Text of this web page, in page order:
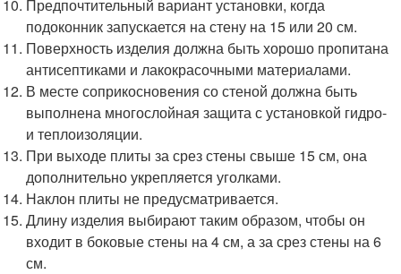
Предпочтительный вариант установки, когда
подоконник запускается на стену на 15 или 20 см.
Поверхность изделия должна быть хорошо пропитана
антисептиками и лакокрасочными материалами.
В месте соприкосновения со стеной должна быть
выполнена многослойная защита с установкой гидро-
и теплоизоляции.
При выходе плиты за срез стены свыше 15 см, она
дополнительно укрепляется уголками.
Наклон плиты не предусматривается.
Длину изделия выбирают таким образом, чтобы он
входит в боковые стены на 4 см, а за срез стены на 6
см.